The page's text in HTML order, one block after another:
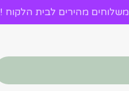
מהירים לבית הלקוח !